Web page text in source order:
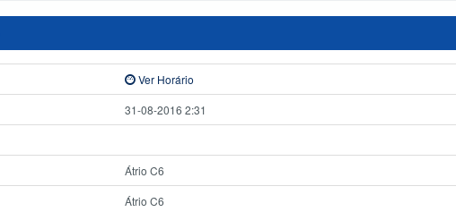
Ver Horário
31-08-2016 2:31
Átrio C6
Átrio C6